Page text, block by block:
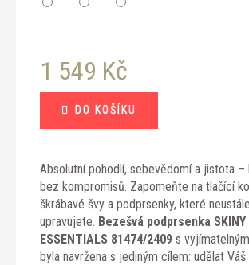
1 549 Kč
cena:
DO KOŠÍKU
Absolutní pohodlí, sebevědomí a jistota –
bez kompromisů. Zapomeňte na tlačící
škrábavé švy a podprsenky, které neustále
upravujete. Bezešvá podprsenka SKINY
ESSENTIALS 81474/2409 s
byla navržena s jediným cílem: udělat Váš